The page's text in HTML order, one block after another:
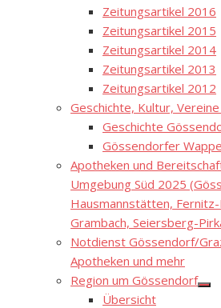
Zeitungsartikel 2016
Zeitungsartikel 2015
Zeitungsartikel 2014
Zeitungsartikel 2013
Zeitungsartikel 2012
Geschichte, Kultur,
Geschichte
Gössendorfer
Apotheken und
Umgebung Süd 2025
Hausmannstätten, Fernitz-
Grambach, Seiersberg-
Notdienst Gössendorf/
Apotheken und mehr
Region um Gössendorf
Übersicht